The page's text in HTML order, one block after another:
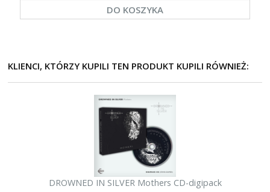
DO KOSZYKA
KLIENCI, KTÓRZY KUPILI TEN PRODUKT KUPILI RÓWNIEŻ:
DROWNED IN SILVER Mothers CD-digipack